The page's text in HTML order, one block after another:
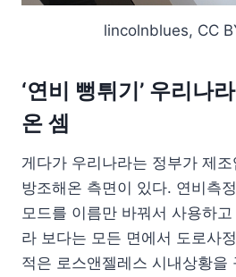
lincolnblues, CC
‘연비 뻥튀기’ 우리나
온 셈
게다가 우리나라는 정부가 제
방조해온 측면이 있다. 연비측
모드를 이름만 바꿔서 사용하
라 보다는 모든 면에서 도로사
적은 로스앤젤레스 시내상황을